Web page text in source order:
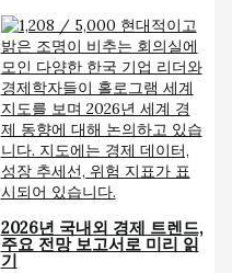
2026년 국내외 경제 트렌드,
주요 전망 보고서로 미리 읽
기